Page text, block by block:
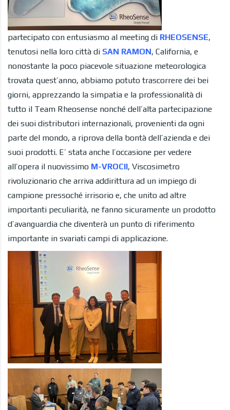
partecipato con entusiasmo al meeting di RHEOSENSE,
tenutosi nella loro città di SAN RAMON, California, e
nonostante la poco piacevole situazione meteorologica
trovata quest’anno, abbiamo potuto trascorrere dei bei
giorni, apprezzando la simpatia e la professionalità di
tutto il Team Rheosense nonché dell’alta partecipazione
dei suoi distributori internazionali, provenienti da ogni
parte del mondo, a riprova della bontà dell’azienda e dei
suoi prodotti. E’ stata anche l’occasione per vedere
all’opera il nuovissimo M-VROCII, Viscosimetro
rivoluzionario che arriva addirittura ad un impiego di
campione pressoché irrisorio e, che unito ad altre
importanti peculiarità, ne fanno sicuramente un prodotto
d’avanguardia che diventerà un punto di riferimento
importante in svariati campi di applicazione.